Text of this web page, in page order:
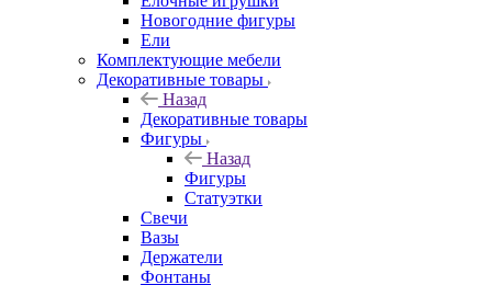
Новогодние фигуры
Ели
Комплектующие мебели
Декоративные товары
Назад
Декоративные товары
Фигуры
Назад
Фигуры
Статуэтки
Свечи
Вазы
Держатели
Фонтаны